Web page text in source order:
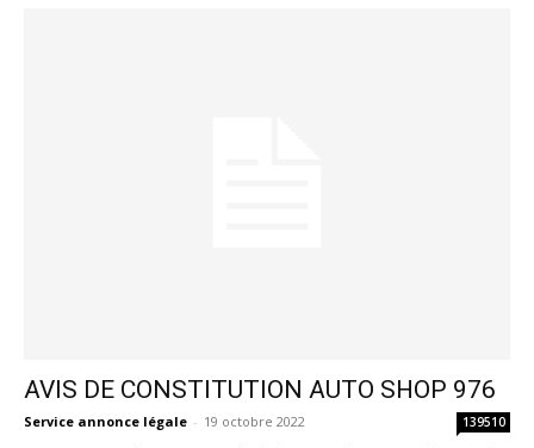
AVIS DE CONSTITUTION AUTO SHOP 976
Service annonce légale - 19 octobre 2022 139510